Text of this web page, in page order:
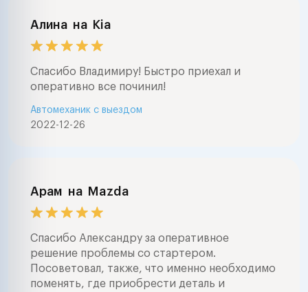
Алина на Kia
Спасибо Владимиру! Быстро приехал и
оперативно все починил!
2022-12-26
Автомеханик с выездом
Арам на Mazda
Спасибо Александру за оперативное
решение проблемы со стартером.
Посоветовал, также, что именно необходимо
поменять, где приобрести деталь и